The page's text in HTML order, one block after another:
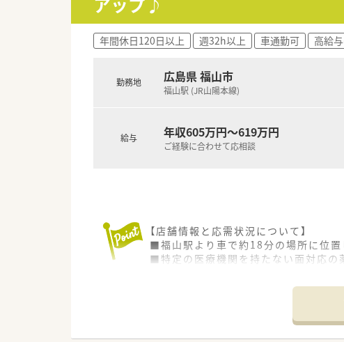
有給取得率も高く、自己啓発休暇も含
休暇取得が可能な法人となります。
そのため、公私ともに充実してご勤
■忙しい店舗でメリハリ付けて働きた
■福利厚生や研修制度が充実している
少しでも気になった方はお問い合わせ
■『どこの薬局でも通用する』薬剤師の
■メンター制度を取り入れ、ひとりひ
＜法人特徴＞
ドラッグストア併設型調剤薬局を展
ドラッグストアは現在130店舗展開し
今後広島県を中心に調剤併設店を増
■「地域の健康増進に貢献する」をテ
そのため、街の身近な医療人を目指
併設店でのご勤務の場合はOTCに関
幅広い知識と経験を蓄積する事が可
■基本的には残業が発生しないような
そのため、公私ともに充実してご勤
■忙しい店舗でメリハリ付けて働きた
年間休日120日以上 週32h以上 車通勤可 高給
勤務地 広島県 福山市
福山駅 (JR山陽本線)
給与 年収605万円～619万円
ご経験に合わせて応相談
【店舗情報と応需状況について】
■福山駅より車で約18分の場所に位置
■特定の医療機関を持たない面対応の
■定期採用の一環として、店舗運営を
■処方箋枚数に追われることなく、患